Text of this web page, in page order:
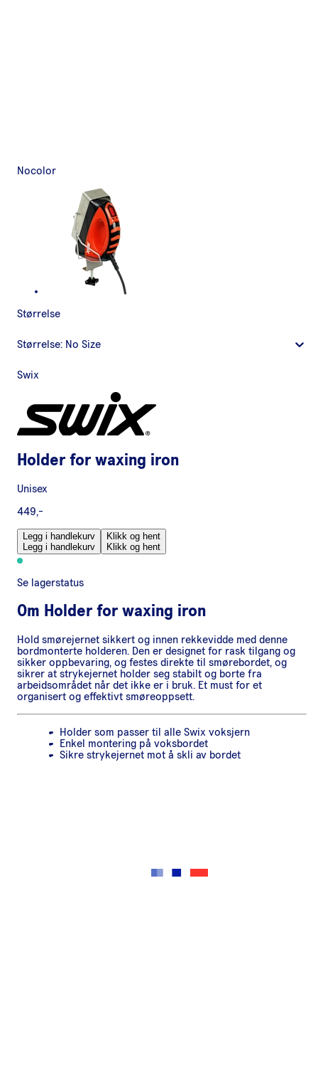
Nocolor
Størrelse
Størrelse: No Size
Swix
Holder for waxing iron
Unisex
449,-
Legg i handlekurv
Legg i handlekurv
Klikk og hent
Klikk og hent
Se lagerstatus
Om Holder for waxing iron
Hold smørejernet sikkert og innen rekkevidde med denne
bordmonterte holderen. Den er designet for rask tilgang og
sikker oppbevaring, og festes direkte til smørebordet, og
sikrer at strykejernet holder seg stabilt og borte fra
arbeidsområdet når det ikke er i bruk. Et must for et
organisert og effektivt smøreoppsett.
Holder som passer til alle Swix voksjern
Enkel montering på voksbordet
Sikre strykejernet mot å skli av bordet